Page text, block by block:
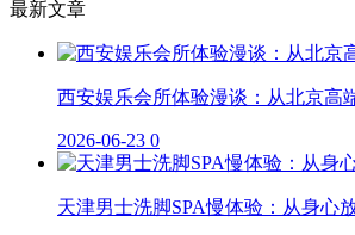
最新文章
西安娱乐会所体验漫谈：从北京高
2026-06-23 0
天津男士洗脚SPA慢体验：从身心